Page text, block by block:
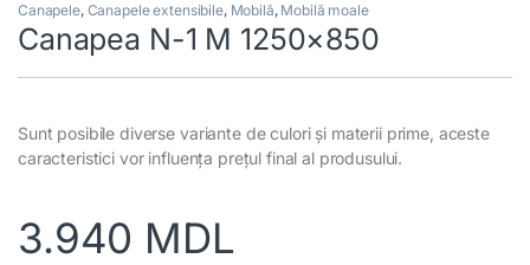
Canapele, Canapele extensibile, Mobilă, Mobilă moale
Canapea N-1 M 1250×850
Sunt posibile diverse variante de culori și materii prime, aceste
caracteristici vor influența prețul final al produsului.
3.940 MDL